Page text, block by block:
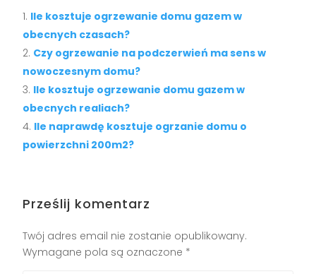
Ile kosztuje ogrzewanie domu gazem w
obecnych czasach?
Czy ogrzewanie na podczerwień ma sens w
nowoczesnym domu?
Ile kosztuje ogrzewanie domu gazem w
obecnych realiach?
Ile naprawdę kosztuje ogrzanie domu o
powierzchni 200m2?
Prześlij komentarz
Twój adres email nie zostanie opublikowany.
Wymagane pola są oznaczone *